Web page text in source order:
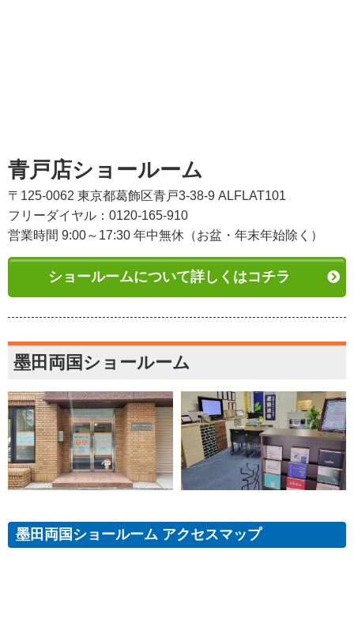
青戸店ショールーム
〒125-0062 東京都葛飾区青戸3-38-9 ALFLAT101
フリーダイヤル：0120-165-910
営業時間 9:00～17:30 年中無休（お盆・年末年始除く）
ショールームについて詳しくはコチラ
墨田両国ショールーム
墨田両国ショールーム アクセスマップ